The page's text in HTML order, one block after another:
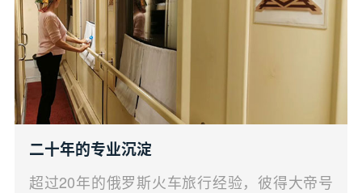
二十年的专业沉淀
超过20年的俄罗斯火车旅行经验，彼得大帝号